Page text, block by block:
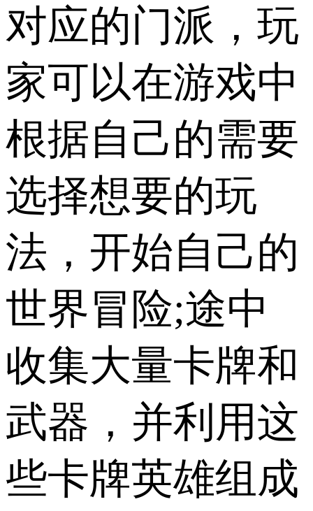
对应的门派，玩
家可以在游戏中
根据自己的需要
选择想要的玩
法，开始自己的
世界冒险;途中
收集大量卡牌和
武器，并利用这
些卡牌英雄组成